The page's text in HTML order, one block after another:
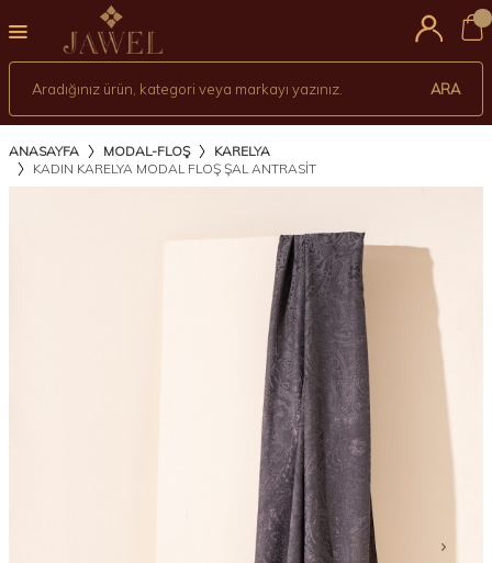
ARA
ANASAYFA MODAL-FLOŞ
KARELYA
KADIN KARELYA MODAL FLOŞ ŞAL ANTRASİT